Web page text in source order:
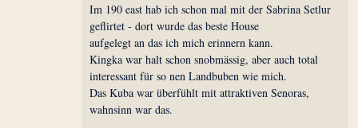
Im 190 east hab ich schon mal mit der Sabrina Setlur
geflirtet - dort wurde das beste House
aufgelegt an das ich mich erinnern kann.
Kingka war halt schon snobmässig, aber auch total
interessant für so nen Landbuben wie mich.
Das Kuba war überfühlt mit attraktiven Senoras,
wahnsinn war das.